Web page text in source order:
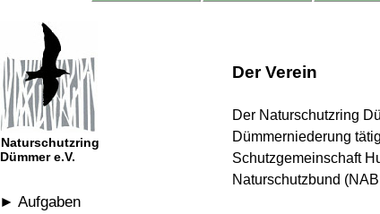
Der Verein
Der Naturschutzring
Dümmerniederung
Schutzgemeinschaft
Naturschutzbund
► Aufgaben
Naturschutzring
Dümmer e.V.